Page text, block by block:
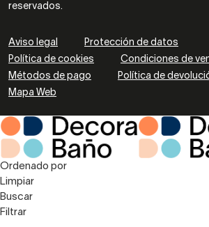
reservados.
Aviso legal
Protección de datos
Política de cookies
Condiciones de
Métodos de pago
Política de
Mapa Web
Ordenado por
Limpiar
Buscar
Filtrar